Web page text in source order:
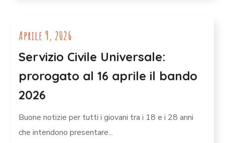
Aprile 9, 2026
Servizio Civile Universale:
prorogato al 16 aprile il bando
2026
Buone notizie per tutti i giovani tra i 18 e i 28 anni
che intendono presentare...